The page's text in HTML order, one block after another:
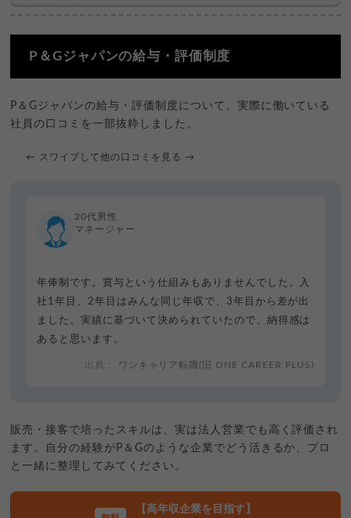
P＆Gジャパンの給与・評価制度
P＆Gジャパンの給与・評価制度について、実際に働いている
社員の口コミを一部抜粋しました。
← スワイプして他の口コミを見る →
20代男性
マネージャー
年俸制です。賞与という仕組みもありませんでした。入
社1年目、2年目はみんな同じ年収で、3年目から差が出
ました。実績に基づいて決められていたので、納得感は
あると思います。
ワンキャリア転職(旧 ONE CAREER PLUS)
販売・接客で培ったスキルは、実は法人営業でも高く評価され
ます。自分の経験がP＆Gのような企業でどう活きるか、プロ
と一緒に整理してみてください。
【高年収企業を目指す】